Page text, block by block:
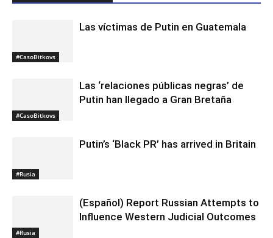
#CasoBitkovs
Las víctimas de Putin en Guatemala
#CasoBitkovs
Las ‘relaciones públicas negras’ de
Putin han llegado a Gran Bretaña
#Rusia
Putin’s ‘Black PR’ has arrived in Britain
#Rusia
(Español) Report Russian Attempts to
Influence Western Judicial Outcomes